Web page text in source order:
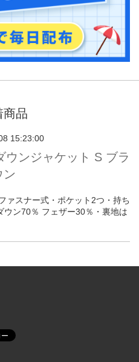
商品
15:23:00
ウンジャケット S ブラ
ン
ァスナー式・ポケット2つ・持ち
ン70％ フェザー30％・裏地は